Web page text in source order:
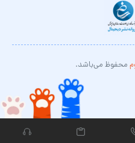
محفوظ می‌باشد.